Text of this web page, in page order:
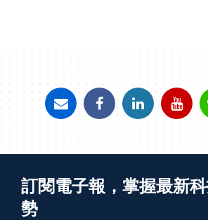
訂閱電子報，掌握最新
勢